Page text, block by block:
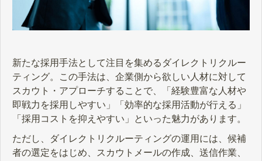
新たな採用手法として注目を集めるダイレクトリクルー
ティング。この手法は、企業側から欲しい人材に対して
スカウト・アプローチすることで、「経験豊富な人材や
即戦力を採用しやすい」「効率的な採用活動が行える」
「採用コストを抑えやすい」といった魅力があります。
ただし、ダイレクトリクルーティングの運用には、候補
者の選定をはじめ、スカウトメールの作成、送信作業、